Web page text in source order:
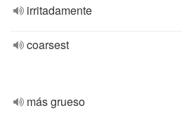
irritadamente
coarsest
más grueso